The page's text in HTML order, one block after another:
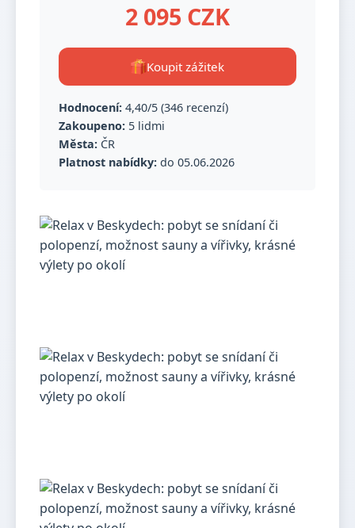
2 095 CZK
Koupit zážitek
Hodnocení: 4,40/5 (346 recenzí)
Zakoupeno: 5 lidmi
Města: ČR
Platnost nabídky: do 05.06.2026